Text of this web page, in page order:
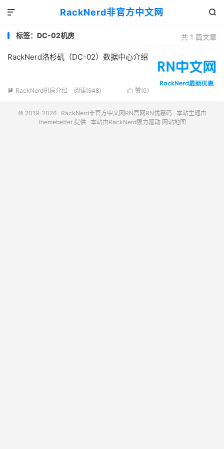
RackNerd非官方中文网 

共 1 篇文章
标签：DC-02机房
RackNerd洛杉矶（DC-02）数据中心介绍
 赞(0)
 RackNerd机房介绍 阅读(948)
© 2019-2026 RackNerd非官方中文网RN官网RN优惠码 本站主题由
themebetter提供 本站由RackNerd强力驱动 网站地图